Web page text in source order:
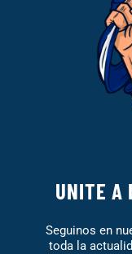
UNITE A
Seguinos en
toda la